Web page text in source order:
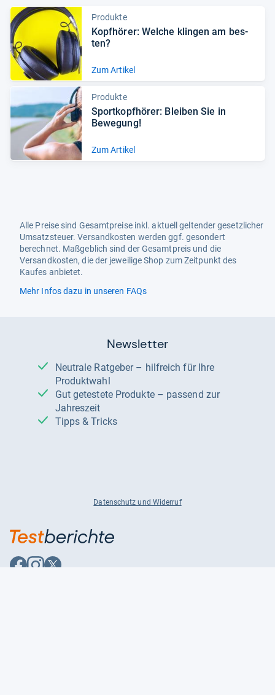
Produkte
Kopf­hö­rer: Wel­che klin­gen am bes­
ten?
Zum Artikel
Produkte
Sport­kopf­hö­rer: Blei­ben Sie in
Bewe­gung!
Zum Artikel
Alle Preise sind Gesamtpreise inkl. aktuell geltender gesetzlicher
Umsatzsteuer. Versandkosten werden ggf. gesondert
berechnet. Maßgeblich sind der Gesamtpreis und die
Versandkosten, die der jeweilige Shop zum Zeitpunkt des
Kaufes anbietet.
Mehr Infos dazu in unseren FAQs
Newsletter
Neutrale Ratgeber – hilfreich für Ihre
Produktwahl
Gut getestete Produkte – passend zur
Jahreszeit
Tipps & Tricks
Datenschutz und Widerruf
AufAufAuf